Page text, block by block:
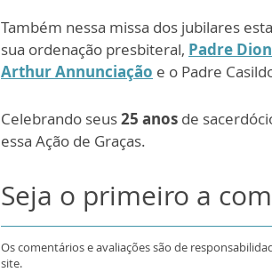
Também nessa missa dos jubilares
sua ordenação presbiteral, Padre
Arthur Annunciação e o Padre
Celebrando seus25 anos de
essa Ação de Graças.
Seja o primeiro a
Os comentários e avaliações são de
site.